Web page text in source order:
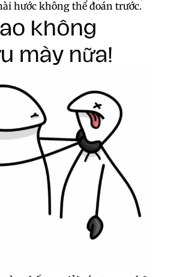
hước không thể đoán trước.